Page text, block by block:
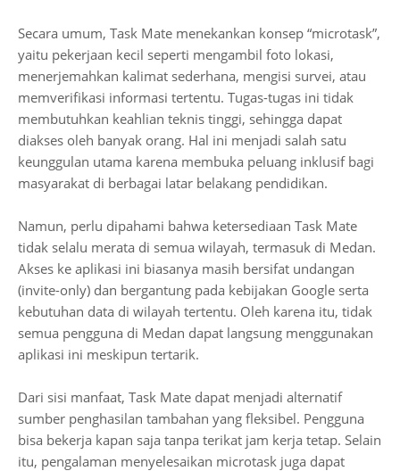
Secara umum, Task Mate menekankan konsep “microtask”,
yaitu pekerjaan kecil seperti mengambil foto lokasi,
menerjemahkan kalimat sederhana, mengisi survei, atau
memverifikasi informasi tertentu. Tugas-tugas ini tidak
membutuhkan keahlian teknis tinggi, sehingga dapat
diakses oleh banyak orang. Hal ini menjadi salah satu
keunggulan utama karena membuka peluang inklusif bagi
masyarakat di berbagai latar belakang pendidikan.
Namun, perlu dipahami bahwa ketersediaan Task Mate
tidak selalu merata di semua wilayah, termasuk di Medan.
Akses ke aplikasi ini biasanya masih bersifat undangan
(invite-only) dan bergantung pada kebijakan Google serta
kebutuhan data di wilayah tertentu. Oleh karena itu, tidak
semua pengguna di Medan dapat langsung menggunakan
aplikasi ini meskipun tertarik.
Dari sisi manfaat, Task Mate dapat menjadi alternatif
sumber penghasilan tambahan yang fleksibel. Pengguna
bisa bekerja kapan saja tanpa terikat jam kerja tetap. Selain
itu, pengalaman menyelesaikan microtask juga dapat